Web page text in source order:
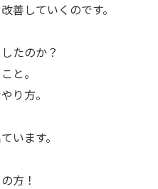
善していくのです。
たのか？
と。
り方。
います。
方！